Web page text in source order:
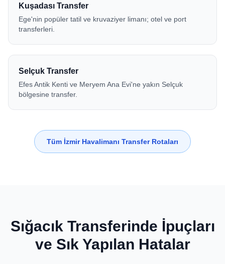
Kuşadası Transfer
Ege'nin popüler tatil ve kruvaziyer limanı; otel ve port
transferleri.
Selçuk Transfer
Efes Antik Kenti ve Meryem Ana Evi'ne yakın Selçuk
bölgesine transfer.
Tüm İzmir Havalimanı Transfer Rotaları
Sığacık Transferinde İpuçları
ve Sık Yapılan Hatalar